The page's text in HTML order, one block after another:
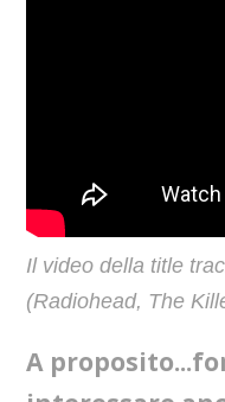
Il video della title
(Radiohead, The
A